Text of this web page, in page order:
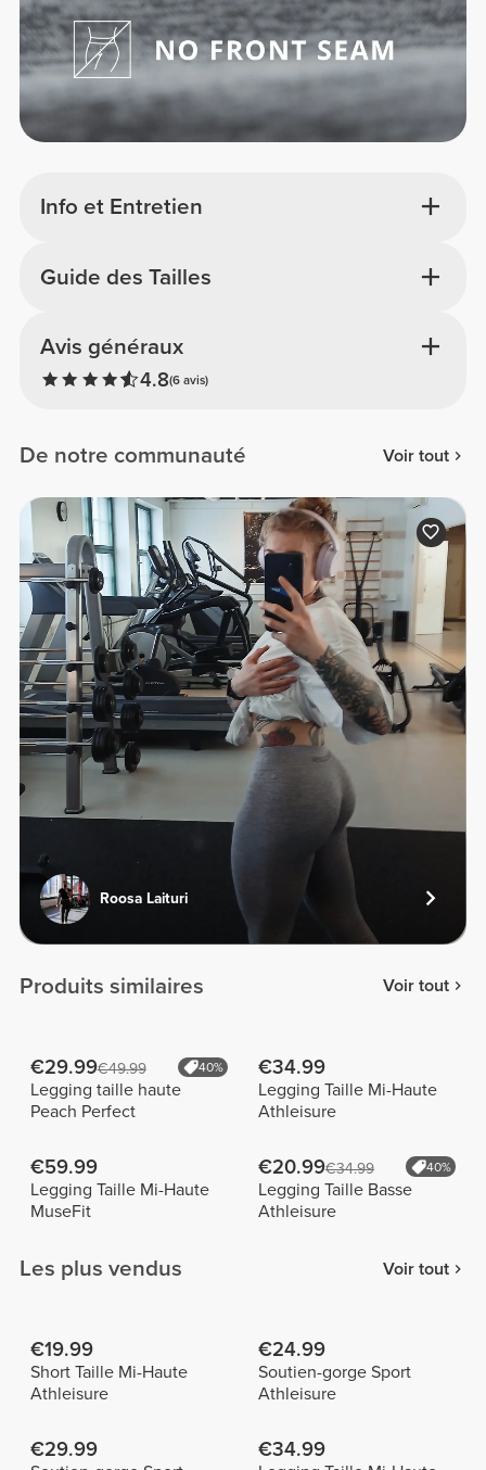
Info et Entretien
Avis généraux
4.8(6 avis)
Guide des Tailles
De notre communauté Voir tout
Roosa Laituri
Produits similaires Voir tout
€29.99€49.99 40%
Legging taille haute
Peach Perfect
€34.99
Legging Taille Mi-Haute
Athleisure
€59.99
Legging Taille Mi-Haute
MuseFit
€20.99€34.99 40%
Legging Taille Basse
Athleisure
Les plus vendus Voir tout
€19.99
Short Taille Mi-Haute
Athleisure
€24.99
Soutien-gorge Sport
Athleisure
€29.99 €34.99